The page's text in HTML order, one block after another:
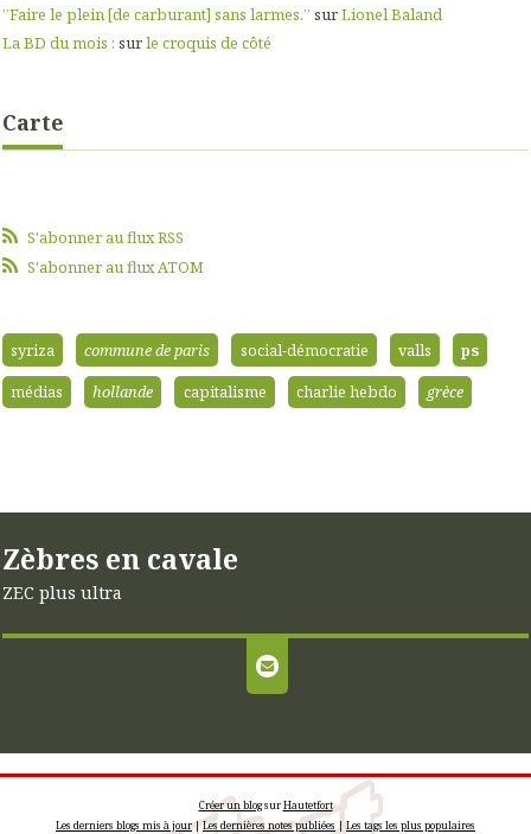
”Faire le plein [de carburant] sans larmes.” surLionel Baland
La BD du mois : surle croquis de côté
Carte
S'abonner au flux RSS
S'abonner au flux ATOM
syriza commune de paris social-démocratie valls
ps
médias
hollande capitalisme charlie hebdo grèce
Zèbres en cavale
ZEC plus ultra
Créer un blogsurHautetfort
Les derniers blogs mis à jour|Les dernières notes publiées |Les tags les plus populaires